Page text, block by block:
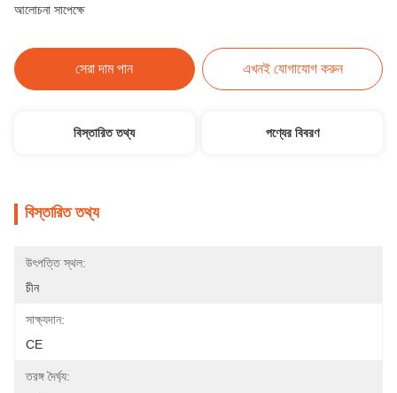
আলোচনা সাপেক্ষে
সেরা দাম পান এখনই যোগাযোগ করুন
বিস্তারিত তথ্য পণ্যের বিবরণ
বিস্তারিত তথ্য
উৎপত্তি স্থল:
চীন
সাক্ষ্যদান:
CE
তরঙ্গ দৈর্ঘ্য: